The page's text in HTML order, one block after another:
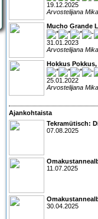
19.12.2025
Arvostelijana
Mucho Grande
31.01.2023
Arvostelijana
Hokkus
25.01.2022
Arvostelijana
Ajankohtaista
Tekramütisch:
07.08.2025
11.07.2025
30.04.2025